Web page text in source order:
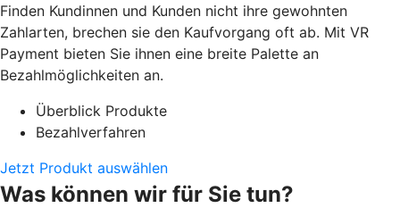
Finden Kundinnen und Kunden nicht ihre gewohnten
Zahlarten, brechen sie den Kaufvorgang oft ab. Mit VR
Payment bieten Sie ihnen eine breite Palette an
Bezahlmöglichkeiten an.
Überblick Produkte
Bezahlverfahren
Jetzt Produkt auswählen
Was können wir für Sie tun?